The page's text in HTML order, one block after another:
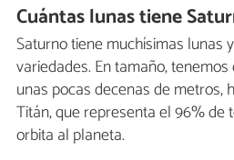
Cuántas lunas tiene
Saturno tiene muchísimas lunas
variedades. En tamaño,
unas pocas decenas de metros,
Titán, que representa el 96% de
orbita al planeta.